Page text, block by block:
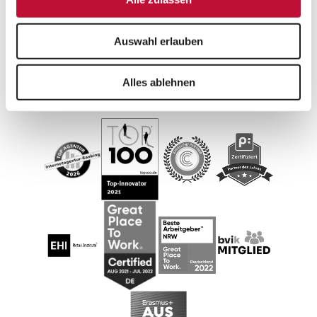
Auswahl erlauben
Alles ablehnen
Weitere Artikel zu den Themen
Work + Life